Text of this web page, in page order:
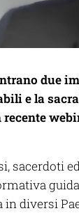
due
e la
sacerdoti
diversi